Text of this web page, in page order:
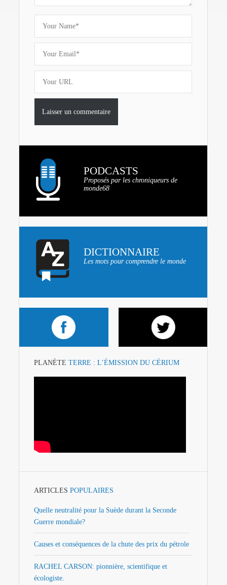
PODCASTS
Proposés par les chroniqueurs de
monde68
DICTIONNAIRE
Les mots pour comprendre le monde
PLANÈTE TERRE : L’ÉMISSION DU CÉRIUM
ARTICLES POPULAIRES
Quelle neutralité pour la Suède durant la Seconde
Guerre mondiale?
Causes et conséquences de la chute des prix du pétrole
RACHEL CARSON: pionnière, scientifique et
écologiste.